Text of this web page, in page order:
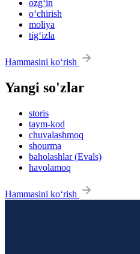
ozg‘in
o‘chirish
moliya
tig‘izla
Hammasini ko‘rish
Yangi so'zlar
storis
taym-kod
chuvalashmoq
shourma
baholashlar (Evals)
havolamoq
Hammasini ko‘rish